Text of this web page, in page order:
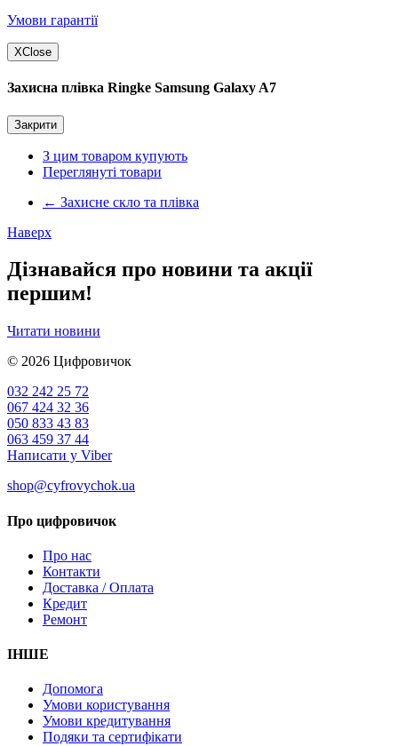
Умови гарантії
XClose
Захисна плівка Ringke Samsung Galaxy A7
Закрити
З цим товаром купують
Переглянуті товари
← Захисне скло та плівка
Наверх
Дізнавайся про новини та акції
першим!
Читати новини
© 2026 Цифровичок
032 242 25 72
067 424 32 36
050 833 43 83
063 459 37 44
Написати у Viber
shop@cyfrovychok.ua
Про цифровичок
Про нас
Контакти
Доставка / Оплата
Кредит
Ремонт
ІНШЕ
Допомога
Умови користування
Умови кредитування
Подяки та сертифікати